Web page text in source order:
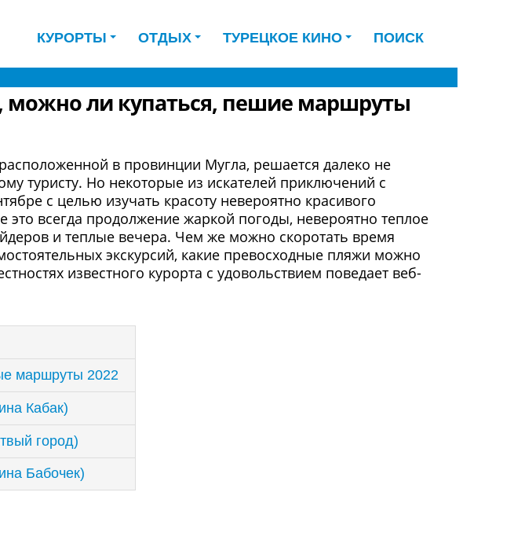
КУРОРТЫ ОТДЫХ ТУРЕЦКОЕ КИНО ПОИСК
можно ли купаться, пешие маршруты
в провинции Мугла, решается далеко не
туристу. Но некоторые из искателей приключений с
с целью изучать красоту невероятно красивого
всегда продолжение жаркой погоды, невероятно теплое
и теплые вечера. Чем же можно скоротать время
экскурсий, какие превосходные пляжи можно
известного курорта с удовольствием поведает веб-
маршруты 2022
Кабак)
город)
Бабочек)